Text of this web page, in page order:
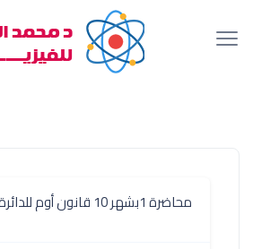
محاضرة 1بشهر 10 قانون أوم للدائرة المغلقة